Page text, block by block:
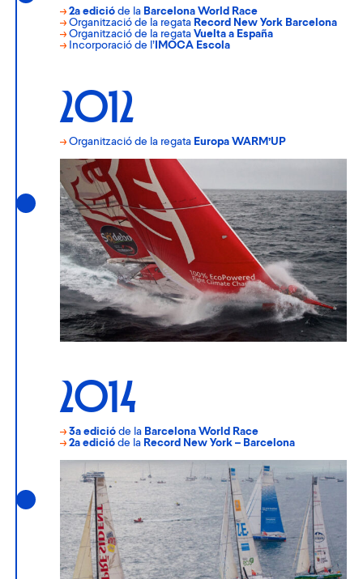
→ 2a edició de la Barcelona World Race
→ Organització de la regata Record New York Barcelona
→ Organització de la regata Vuelta a España
→ Incorporació de l’ IMOCA Escola
2012
→ Organització de la regata Europa WARM’UP
2014
→ 3a edició de la Barcelona World Race
→ 2a edició de la Record New York – Barcelona